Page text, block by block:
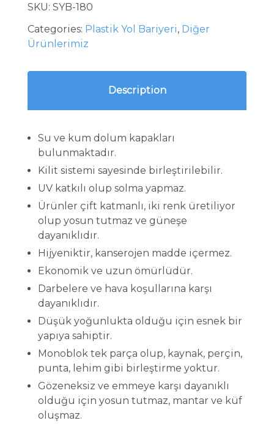
SKU: SYB-180
Categories: Plastik Yol Bariyeri, Diğer
Ürünlerimiz
Description
Su ve kum dolum kapakları
bulunmaktadır.
Kilit sistemi sayesinde birleştirilebilir.
UV katkılı olup solma yapmaz.
Ürünler çift katmanlı, iki renk üretiliyor
olup yosun tutmaz ve güneşe
dayanıklıdır.
Hijyeniktir, kanserojen madde içermez.
Ekonomik ve uzun ömürlüdür.
Darbelere ve hava koşullarına karşı
dayanıklıdır.
Düşük yoğunlukta olduğu için esnek bir
yapıya sahiptir.
Monoblok tek parça olup, kaynak, perçin,
punta, lehim gibi birleştirme yoktur.
Gözeneksiz ve emmeye karşı dayanıklı
olduğu için yosun tutmaz, mantar ve küf
oluşmaz.